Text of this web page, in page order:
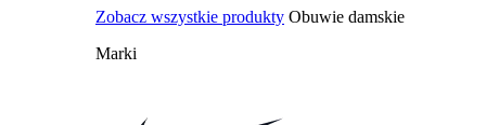
Zobacz wszystkie produkty Obuwie damskie
Marki